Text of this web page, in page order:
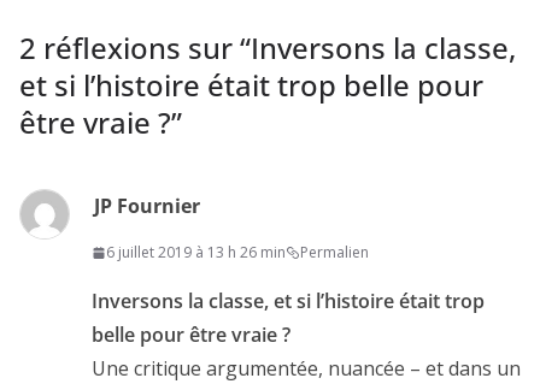
2 réflexions sur “Inversons la classe,
et si l’histoire était trop belle pour
être vraie ?”
JP Fournier
6 juillet 2019 à 13 h 26 min Permalien
Inversons la classe, et si l’histoire était trop
belle pour être vraie ?
Une critique argumentée, nuancée – et dans un